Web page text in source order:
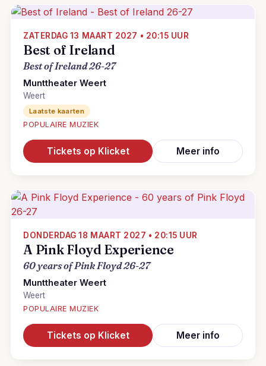
ZATERDAG 13 MAART 2027 • 20:15 UUR
Best of Ireland
Best of Ireland 26-27
Munttheater Weert
Weert
Laatste kaarten
POPULAIRE MUZIEK
Tickets op Klicket Meer info
DONDERDAG 18 MAART 2027 • 20:15 UUR
A Pink Floyd Experience
60 years of Pink Floyd 26-27
Munttheater Weert
Weert
POPULAIRE MUZIEK
Tickets op Klicket Meer info